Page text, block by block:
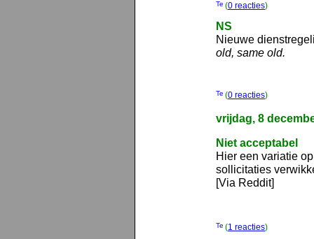
(0 reacties)
NS
Nieuwe
old, same old.
(0 reacties)
vrijdag, 8
Niet acceptabel
Hier een variatie
sollicitaties
[Via Reddit]
(1 reacties)